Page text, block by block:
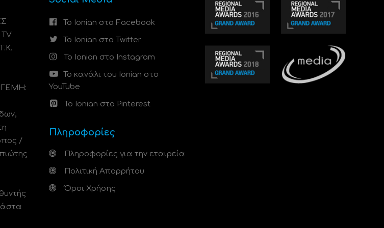
ΓΕΜΗ:
/
Το Ionian στο Facebook
Το Ionian στο Twitter
Το Ionian στο Instagram
Το κανάλι του Ionian στο
YouTube
Το Ionian στο Pinterest
Πληροφορίες
Πληροφορίες για την εταιρεία
Πολιτική Απορρήτου
Όροι Χρήσης